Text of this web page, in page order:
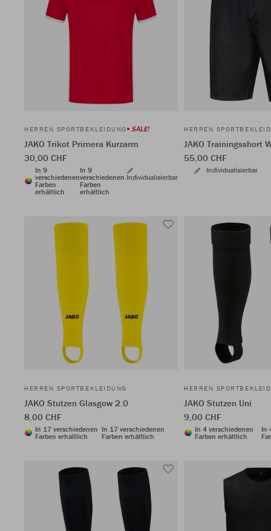
HERREN SPORTBEKLEIDUNG SALE!
JAKO Trikot Primera Kurzarm
30,00 CHF
In 9
verschiedenen
Farben
erhältlich
In 9
verschiedenen
Farben
erhältlich
Individualisierbar
HERREN
JAKO Trainingsshort
55,00 CHF
Individualisierbar
HERREN SPORTBEKLEIDUNG
JAKO Stutzen Glasgow 2.0
8,00 CHF
In 17 verschiedenen
Farben erhältlich
In 17 verschiedenen
Farben erhältlich
HERREN
JAKO Stutzen Uni
9,00 CHF
In 4 verschiedenen
Farben erhältlich
In